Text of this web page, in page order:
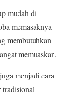
mudah di
memasaknya
membutuhkan
memuaskan.
menjadi cara
tradisional